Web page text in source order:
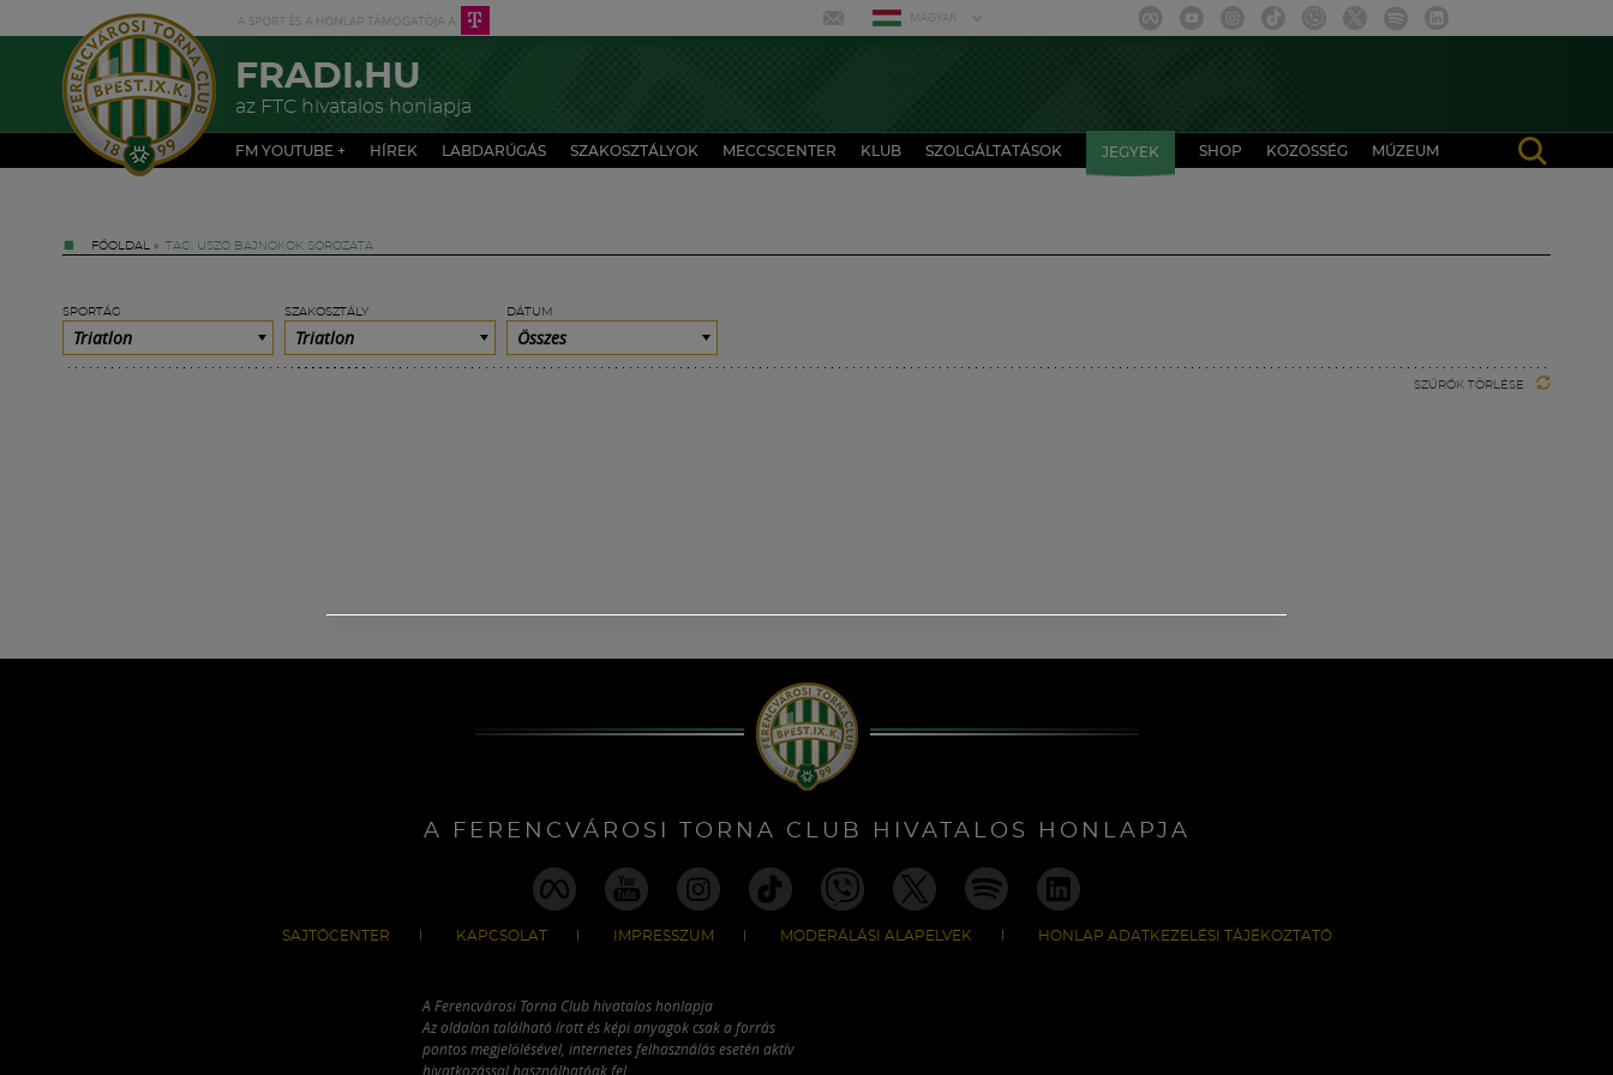
MAGYAR
FRADI.HU
az FTC hivatalos honlapja
FM YOUTUBE + HÍREK LABDARÚGÁS SZAKOSZTÁLYOK MECCSCENTER KLUB SZOLGÁLTATÁSOK JEGYEK SHOP KÖZÖSSÉG MÚZEUM
FŐOLDAL » TAG: ÚSZÓ BAJNOKOK SOROZATA
SPORTÁG
Triatlon
SZAKOSZTÁLY
Triatlon
DÁTUM
Összes
SZŰRŐK TÖRLÉSE
A FERENCVÁROSI TORNA CLUB HIVATALOS HONLAPJA
SAJTÓCENTER KAPCSOLAT IMPRESSZUM MODERÁLÁSI ALAPELVEK HONLAP ADATKEZELÉSI TÁJÉKOZTATÓ
A Ferencvárosi Torna Club hivatalos honlapja
Az oldalon található írott és képi anyagok csak a forrás
pontos megjelölésével, internetes felhasználás esetén aktív
hivatkozással használhatóak fel.